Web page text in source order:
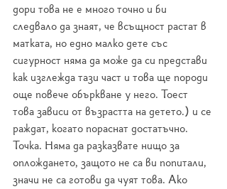
дори това не е много точно и би
следвало да знаят, че всъщност растат в
матката, но едно малко дете със
сигурност няма да може да си представи
как изглежда тази част и това ще породи
още повече объркване у него. Тоест
това зависи от възрастта на детето.) и се
раждат, когато пораснат достатъчно.
Точка. Няма да разказвате нищо за
оплождането, защото не са ви попитали,
значи не са готови да чуят това. Ако